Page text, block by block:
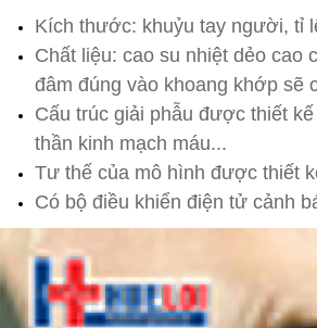
Kích thước: khuỷu tay người, tỉ
Chất liệu: cao su nhiệt dẻo cao
đâm đúng vào khoang khớp sẽ
Cấu trúc giải phẫu được thiết
thần kinh mạch máu...
Tư thế của mô hình được thiết
Có bộ điều khiển điện tử cảnh